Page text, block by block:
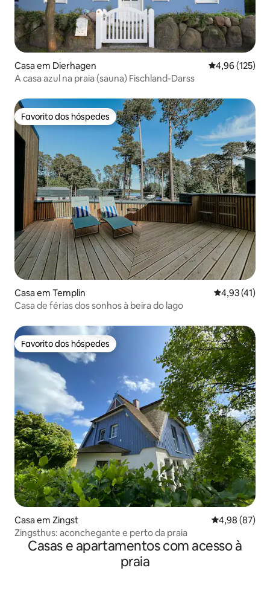
Casa em Dierhagen Classificação
4,96 (125)
A casa azul na praia (sauna) Fischland-Darss
Favorito dos hóspedes
Favorito dos hóspedes
Casa em Templin
4,93 (41)
Casa de férias dos sonhos à beira do lago
Favorito dos hóspedes
Favorito dos hóspedes
Casa em Zingst Classificação
4,98 (87)
Zingsthus: aconchegante e perto da praia
Casas e apartamentos com acesso à
praia